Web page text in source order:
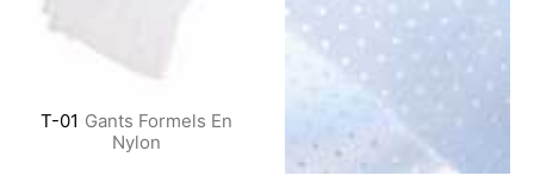
T-01 Gants Formels En
Nylon